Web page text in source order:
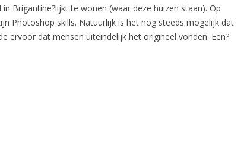
in Brigantine?lijkt te wonen (waar deze huizen staan). Op
Photoshop skills. Natuurlijk is het nog steeds mogelijk dat
ervoor dat mensen uiteindelijk het origineel vonden. Een?